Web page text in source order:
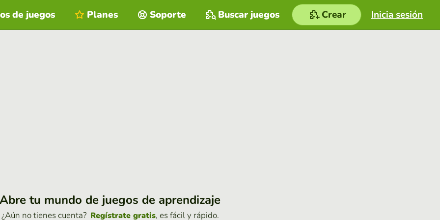
Inicia sesión
de juegos Planes Soporte Buscar juegos Crear
Abre tu mundo de juegos de aprendizaje
¿Aún no tienes cuenta? Regístrate gratis, es fácil y rápido.